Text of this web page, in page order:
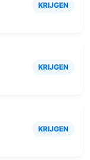
KRIJGEN
KRIJGEN
KRIJGEN